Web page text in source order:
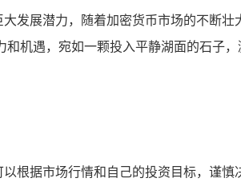
发展潜力，随着加密货币市场的不断
机遇，宛如一颗投入平静湖面的石子，
根据市场行情和自己的投资目标，谨